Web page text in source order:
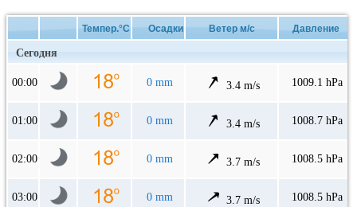
Темпер.°C Осадки Ветер м/с Давление
Сегодня
00:00 0 mm 3.4 m/s 1009.1 hPa
01:00 0 mm 3.4 m/s 1008.7 hPa
02:00 0 mm 3.7 m/s 1008.5 hPa
03:00 0 mm 3.7 m/s 1008.5 hPa